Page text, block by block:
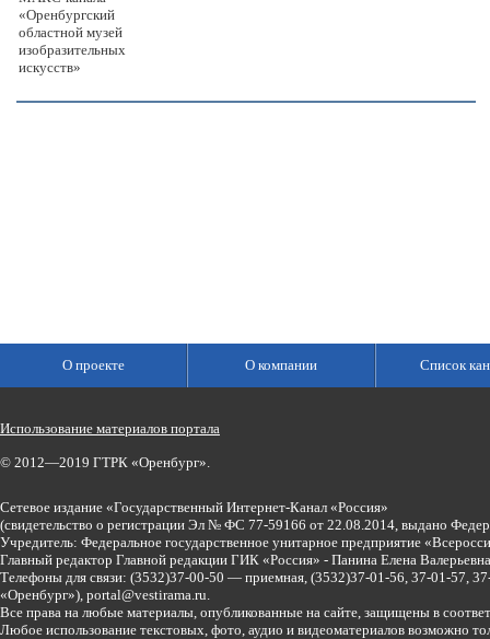
«Оренбургский
областной музей
изобразительных
искусств»
О проекте О компании Список
Использование материалов портала
© 2012—2019 ГТРК «Оренбург».
Сетевое издание «Государственный Интернет-Канал «Россия»
(свидетельство о регистрации Эл № ФС 77-59166 от 22.08.2014, выдано
Учредитель: Федеральное государственное унитарное предприятие
Главный редактор Главной редакции ГИК «Россия» - Панина Елена
Телефоны для связи: (3532)37-00-50 — приемная, (3532)37-01-56, 37-01-57,
«Оренбург»), portal@vestirama.ru.
Все права на любые материалы, опубликованные на сайте, защищены в
Любое использование текстовых, фото, аудио и видеоматериалов возможно